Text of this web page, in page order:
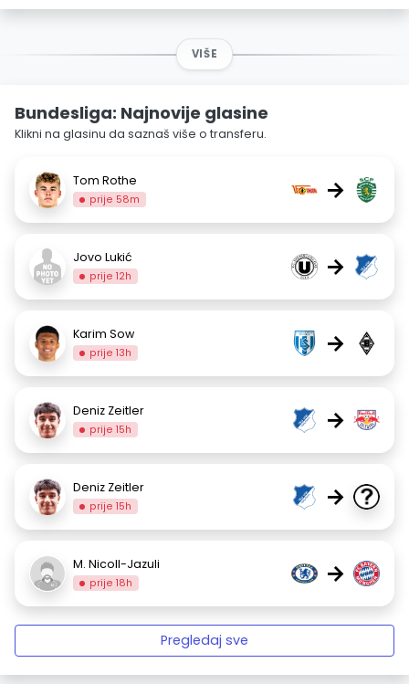
VIŠE
Bundesliga: Najnovije glasine
Klikni na glasinu da saznaš više o transferu.
Tom Rothe
prije 58m →
Jovo Lukić
prije 12h →
Karim Sow
prije 13h →
Deniz Zeitler
prije 15h →
Deniz Zeitler
prije 15h →
M. Nicoll-Jazuli
prije 18h →
Pregledaj sve